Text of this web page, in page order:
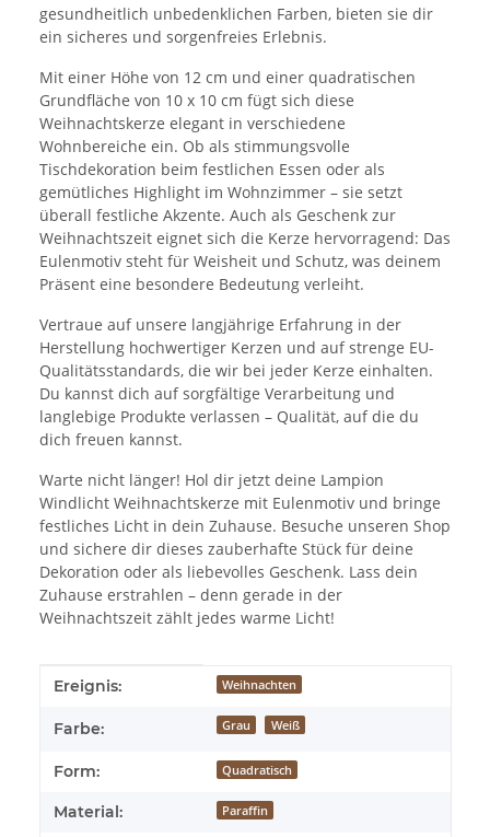
gesundheitlich unbedenklichen Farben, bieten sie dir
ein sicheres und sorgenfreies Erlebnis.
Mit einer Höhe von 12 cm und einer quadratischen
Grundfläche von 10 x 10 cm fügt sich diese
Weihnachtskerze elegant in verschiedene
Wohnbereiche ein. Ob als stimmungsvolle
Tischdekoration beim festlichen Essen oder als
gemütliches Highlight im Wohnzimmer – sie setzt
überall festliche Akzente. Auch als Geschenk zur
Weihnachtszeit eignet sich die Kerze hervorragend: Das
Eulenmotiv steht für Weisheit und Schutz, was deinem
Präsent eine besondere Bedeutung verleiht.
Vertraue auf unsere langjährige Erfahrung in der
Herstellung hochwertiger Kerzen und auf strenge EU-
Qualitätsstandards, die wir bei jeder Kerze einhalten.
Du kannst dich auf sorgfältige Verarbeitung und
langlebige Produkte verlassen – Qualität, auf die du
dich freuen kannst.
Warte nicht länger! Hol dir jetzt deine Lampion
Windlicht Weihnachtskerze mit Eulenmotiv und bringe
festliches Licht in dein Zuhause. Besuche unseren Shop
und sichere dir dieses zauberhafte Stück für deine
Dekoration oder als liebevolles Geschenk. Lass dein
Zuhause erstrahlen – denn gerade in der
Weihnachtszeit zählt jedes warme Licht!
Produkteigenschaft
Wert
Ereignis: Weihnachten
Farbe: Grau Weiß
Form: Quadratisch
Material: Paraffin